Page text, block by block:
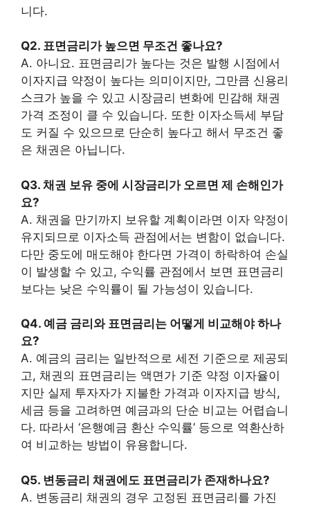
니다.
Q2. 표면금리가 높으면 무조건 좋나요?
A. 아니요. 표면금리가 높다는 것은 발행 시점에서
이자지급 약정이 높다는 의미이지만, 그만큼 신용리
스크가 높을 수 있고 시장금리 변화에 민감해 채권
가격 조정이 클 수 있습니다. 또한 이자소득세 부담
도 커질 수 있으므로 단순히 높다고 해서 무조건 좋
은 채권은 아닙니다.
Q3. 채권 보유 중에 시장금리가 오르면 제 손해인가
요?
A. 채권을 만기까지 보유할 계획이라면 이자 약정이
유지되므로 이자소득 관점에서는 변함이 없습니다.
다만 중도에 매도해야 한다면 가격이 하락하여 손실
이 발생할 수 있고, 수익률 관점에서 보면 표면금리
보다는 낮은 수익률이 될 가능성이 있습니다.
Q4. 예금 금리와 표면금리는 어떻게 비교해야 하나
요?
A. 예금의 금리는 일반적으로 세전 기준으로 제공되
고, 채권의 표면금리는 액면가 기준 약정 이자율이
지만 실제 투자자가 지불한 가격과 이자지급 방식,
세금 등을 고려하면 예금과의 단순 비교는 어렵습니
다. 따라서 ‘은행예금 환산 수익률’ 등으로 역환산하
여 비교하는 방법이 유용합니다.
Q5. 변동금리 채권에도 표면금리가 존재하나요?
A. 변동금리 채권의 경우 고정된 표면금리를 가진